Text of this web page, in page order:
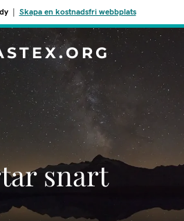
| Skapa en kostnadsfri webbplats
snart